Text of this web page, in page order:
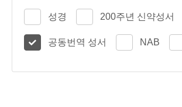
성경 200주년 신약성서
공동번역 성서 NAB